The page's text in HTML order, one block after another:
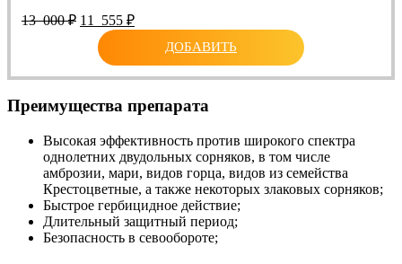
13 000₽ Первоначальная
цена
составляла
000 ₽.
11 555 ₽Текущая
цена:
555 ₽.
ДОБАВИТЬ
Преимущества препарата
Высокая эффективность против широкого спектра
однолетних двудольных сорняков, в том числе
амброзии, мари, видов горца, видов из семейства
Крестоцветные, а также некоторых злаковых сорняков;
Быстрое гербицидное действие;
Длительный защитный период;
Безопасность в севообороте;